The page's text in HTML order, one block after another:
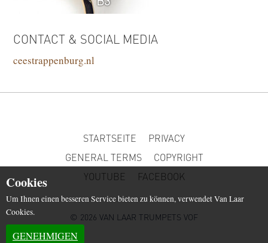
CONTACT & SOCIAL MEDIA
ceestrappenburg.nl
STARTSEITE
PRIVACY
GENERAL TERMS
COPYRIGHT
YOUTUBE
FACEBOOK
© 2026 VAN LAAR TRUMPETS VOF
Cookies
Um Ihnen einen besseren Service bieten zu können, verwendet Van Laar
Cookies.
GENEHMIGEN